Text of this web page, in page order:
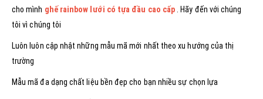
cho mình ghế rainbow lưới có tựa đầu cao cấp. Hãy đến với chúng
tôi vì chúng tôi
Luôn luôn cập nhật những mẫu mã mới nhất theo xu hướng của thị
trường
Mẫu mã đa dạng chất liệu bền đẹp cho bạn nhiều sự chọn lựa